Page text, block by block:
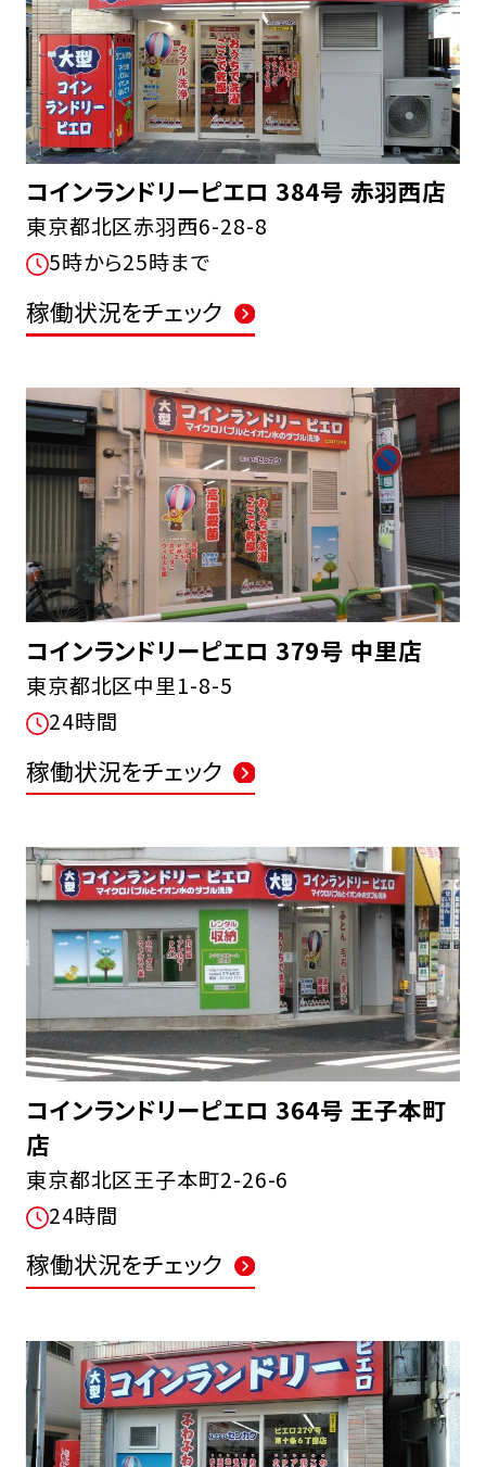
コインランドリーピエロ 384号 赤羽西店
東京都北区赤羽西6-28-8
5時から25時まで
稼働状況をチェック
コインランドリーピエロ 379号 中里店
東京都北区中里1-8-5
24時間
稼働状況をチェック
コインランドリーピエロ 364号 王子本町
店
東京都北区王子本町2-26-6
24時間
稼働状況をチェック